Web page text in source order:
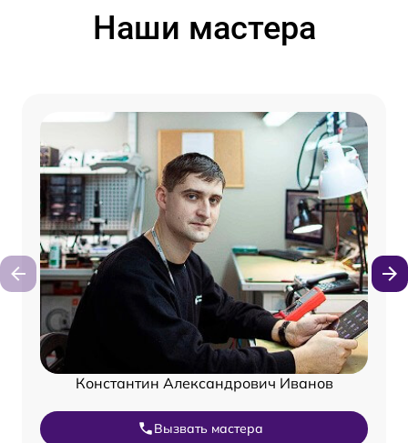
Наши мастера
Константин Александрович Иванов
Вызвать мастера